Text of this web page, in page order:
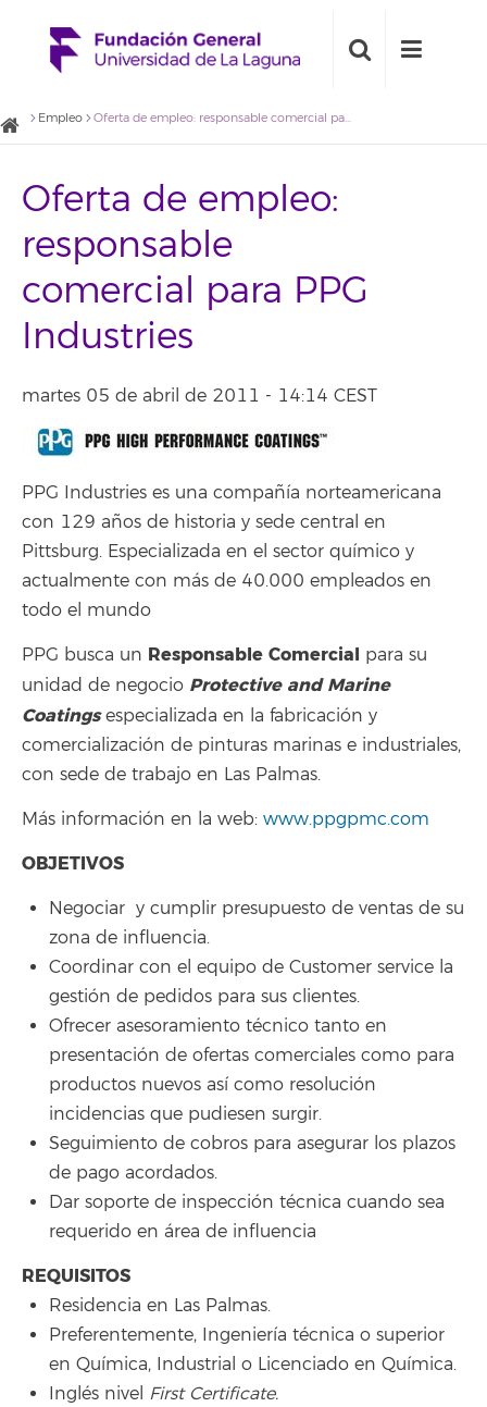
Empleo Oferta de empleo: responsable comercial para PPG Industries
Oferta de empleo:
responsable
comercial para PPG
Industries
martes 05 de abril de 2011 - 14:14 CEST
PPG Industries es una compañía norteamericana
con 129 años de historia y sede central en
Pittsburg. Especializada en el sector químico y
actualmente con más de 40.000 empleados en
todo el mundo
PPG busca un Responsable Comercial para su
unidad de negocio Protective and Marine
Coatingsespecializada en la fabricación y
comercialización de pinturas marinas e industriales,
con sede de trabajo en Las Palmas.
Más información en la web: www.ppgpmc.com
OBJETIVOS
Negociar y cumplir presupuesto de ventas de su
zona de influencia.
Coordinar con el equipo de Customer service la
gestión de pedidos para sus clientes.
Ofrecer asesoramiento técnico tanto en
presentación de ofertas comerciales como para
productos nuevos así como resolución
incidencias que pudiesen surgir.
Seguimiento de cobros para asegurar los plazos
de pago acordados.
Dar soporte de inspección técnica cuando sea
requerido en área de influencia
REQUISITOS
Residencia en Las Palmas.
Preferentemente, Ingeniería técnica o superior
en Química, Industrial o Licenciado en Química.
Inglés nivel First Certificate.